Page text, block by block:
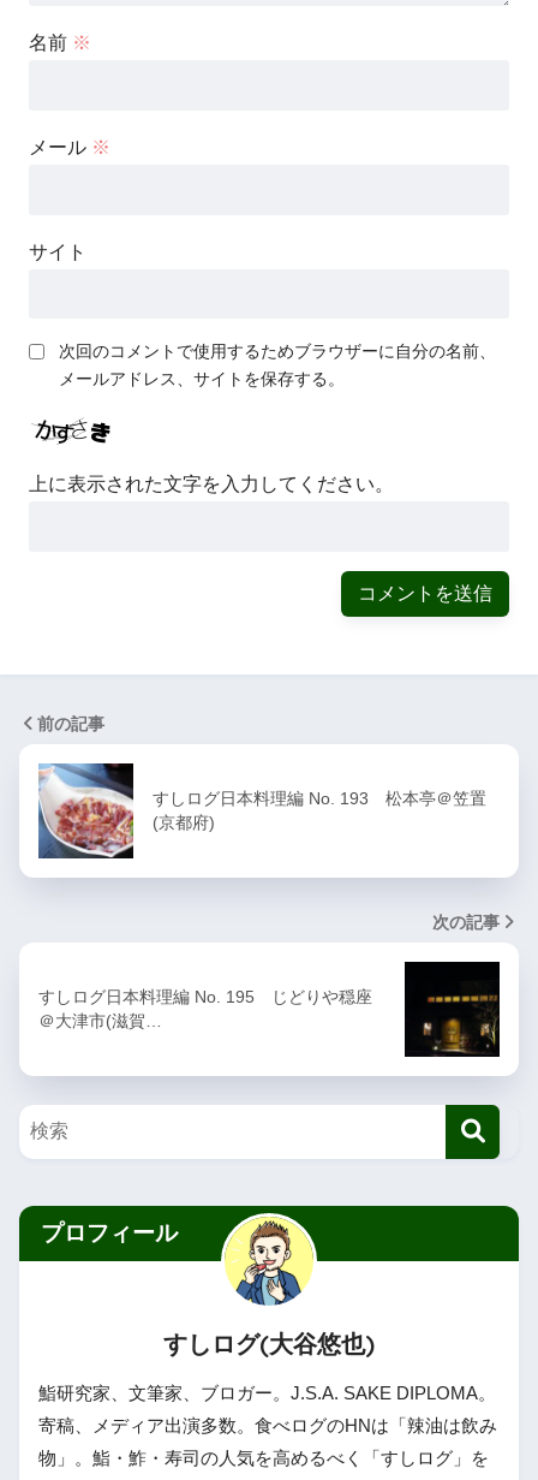
名前 ※
メール ※
サイト
次回のコメントで使用するためブラウザーに自分の名前、
メールアドレス、サイトを保存する。
上に表示された文字を入力してください。
前の記事
すしログ日本料理編 No. 193 松本亭＠笠置
(京都府)
次の記事
すしログ日本料理編 No. 195 じどりや穏座
＠大津市(滋賀…
プロフィール
すしログ(大谷悠也)
鮨研究家、文筆家、ブロガー。J.S.A. SAKE DIPLOMA。
寄稿、メディア出演多数。食べログのHNは「辣油は飲み
物」。鮨・鮓・寿司の人気を高めるべく「すしログ」を